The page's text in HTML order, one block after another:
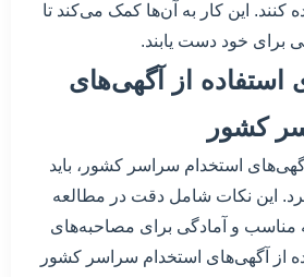
این کار به آن‌ها کمک می‌کند تا
برای خود دست یابند.
استفاده از آگهی‌های
کشور
استخدام سراسر کشور، باید
این نکات شامل دقت در مطالعه
مناسب و آمادگی برای مصاحبه‌های
از آگهی‌های استخدام سراسر کشور